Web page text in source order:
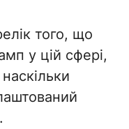
того, що
у цій сфері,